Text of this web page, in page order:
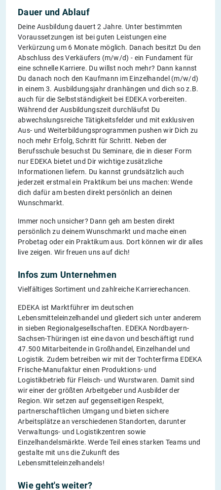
Dauer und Ablauf
Deine Ausbildung dauert 2 Jahre. Unter bestimmten
Voraussetzungen ist bei guten Leistungen eine
Verkürzung um 6 Monate möglich. Danach besitzt Du den
Abschluss des Verkäufers (m/w/d) - ein Fundament für
eine schnelle Karriere. Du willst noch mehr? Dann kannst
Du danach noch den Kaufmann im Einzelhandel (m/w/d)
in einem 3. Ausbildungsjahr dranhängen und dich so z.B.
auch für die Selbstständigkeit bei EDEKA vorbereiten.
Während der Ausbildungszeit durchläufst Du
abwechslungsreiche Tätigkeitsfelder und mit exklusiven
Aus- und Weiterbildungsprogrammen pushen wir Dich zu
noch mehr Erfolg, Schritt für Schritt. Neben der
Berufsschule besuchst Du Seminare, die in dieser Form
nur EDEKA bietet und Dir wichtige zusätzliche
Informationen liefern. Du kannst grundsätzlich auch
jederzeit erstmal ein Praktikum bei uns machen: Wende
dich dafür am besten direkt persönlich an deinen
Wunschmarkt.
Immer noch unsicher? Dann geh am besten direkt
persönlich zu deinem Wunschmarkt und mache einen
Probetag oder ein Praktikum aus. Dort können wir dir alles
live zeigen. Wir freuen uns auf dich!
Infos zum Unternehmen
Vielfältiges Sortiment und zahlreiche Karrierechancen.
EDEKA ist Marktführer im deutschen
Lebensmitteleinzelhandel und gliedert sich unter anderem
in sieben Regionalgesellschaften. EDEKA Nordbayern-
Sachsen-Thüringen ist eine davon und beschäftigt rund
47.500 Mitarbeitende in Großhandel, Einzelhandel und
Logistik. Zudem betreiben wir mit der Tochterfirma EDEKA
Frische-Manufaktur einen Produktions- und
Logistikbetrieb für Fleisch- und Wurstwaren. Damit sind
wir einer der größten Arbeitgeber und Ausbilder der
Region. Wir setzen auf gegenseitigen Respekt,
partnerschaftlichen Umgang und bieten sichere
Arbeitsplätze an verschiedenen Standorten, darunter
Verwaltungs- und Logistikzentren sowie
Einzelhandelsmärkte. Werde Teil eines starken Teams und
gestalte mit uns die Zukunft des
Lebensmitteleinzelhandels!
Wie geht's weiter?